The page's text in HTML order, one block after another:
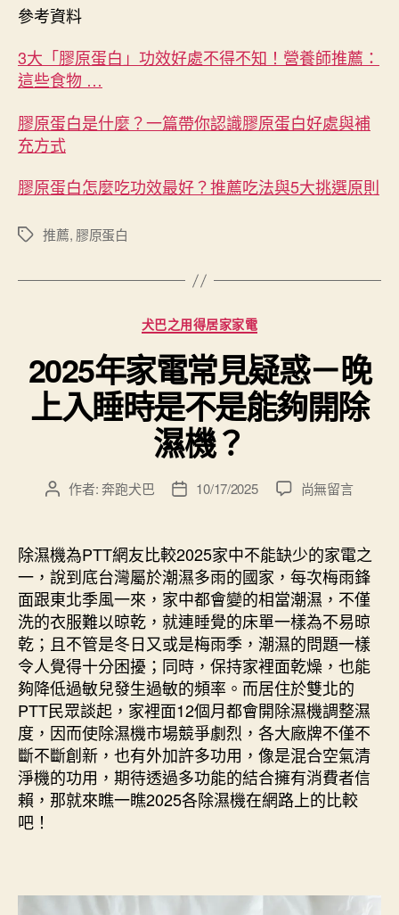
參考資料
3大「膠原蛋白」功效好處不得不知！營養師推薦：
這些食物 …
膠原蛋白是什麼？一篇帶你認識膠原蛋白好處與補
充方式
膠原蛋白怎麼吃功效最好？推薦吃法與5大挑選原則
標
推薦, 膠原蛋白
分
類
犬巴之用得居家家電
2025年家電常見疑惑－晚
上入睡時是不是能夠開除
濕機？
文
者
作者:奔跑犬巴
文
佈
日
期
10/17/2025
在
家
電
常
見
疑
惑
－
晚
上
入
睡
時
是
不
除
尚無留言
除濕機為PTT網友比較2025家中不能缺少的家電之
一，說到底台灣屬於潮濕多雨的國家，每次梅雨鋒
面跟東北季風一來，家中都會變的相當潮濕，不僅
洗的衣服難以晾乾，就連睡覺的床單一樣為不易晾
乾；且不管是冬日又或是梅雨季，潮濕的問題一樣
令人覺得十分困擾；同時，保持家裡面乾燥，也能
夠降低過敏兒發生過敏的頻率。而居住於雙北的
PTT民眾談起，家裡面12個月都會開除濕機調整濕
度，因而使除濕機市場競爭劇烈，各大廠牌不僅不
斷不斷創新，也有外加許多功用，像是混合空氣清
淨機的功用，期待透過多功能的結合擁有消費者信
賴，那就來瞧一瞧2025各除濕機在網路上的比較
吧！